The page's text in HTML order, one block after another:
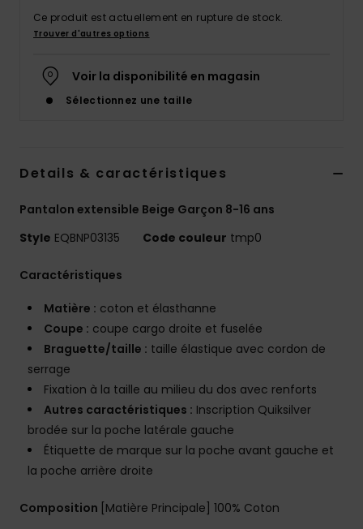
Ce produit est actuellement en rupture de stock.
Trouver d'autres options
Voir la disponibilité en magasin
Sélectionnez une taille
Details & caractéristiques
Pantalon extensible Beige Garçon 8-16 ans
Style EQBNP03135 Code couleur tmp0
Caractéristiques
Matière : coton et élasthanne
Coupe : coupe cargo droite et fuselée
Braguette/taille : taille élastique avec cordon de
serrage
Fixation à la taille au milieu du dos avec renforts
Autres caractéristiques : Inscription Quiksilver
brodée sur la poche latérale gauche
Étiquette de marque sur la poche avant gauche et
la poche arrière droite
Composition [Matière Principale] 100% Coton